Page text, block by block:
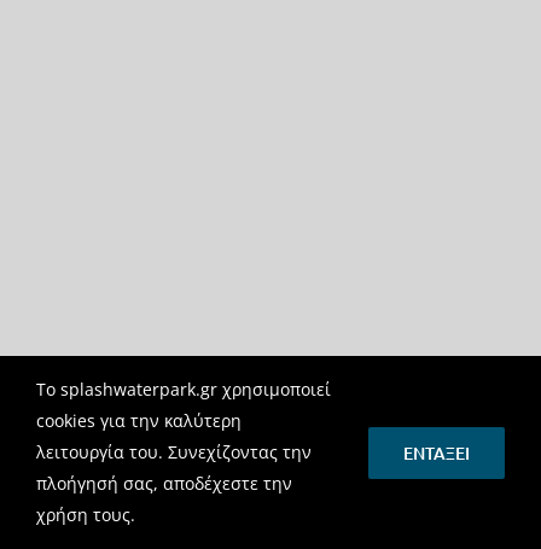
Το splashwaterpark.gr χρησιμοποιεί
cookies για την καλύτερη
λειτουργία του. Συνεχίζοντας την
πλοήγησή σας, αποδέχεστε την
χρήση τους.
ΕΝΤΆΞΕΙ